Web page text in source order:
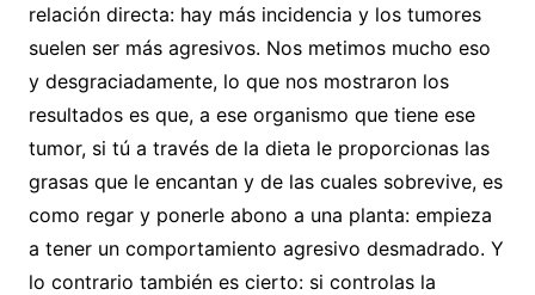
relación directa: hay más incidencia y los tumores
suelen ser más agresivos. Nos metimos mucho eso
y desgraciadamente, lo que nos mostraron los
resultados es que, a ese organismo que tiene ese
tumor, si tú a través de la dieta le proporcionas las
grasas que le encantan y de las cuales sobrevive, es
como regar y ponerle abono a una planta: empieza
a tener un comportamiento agresivo desmadrado. Y
lo contrario también es cierto: si controlas la